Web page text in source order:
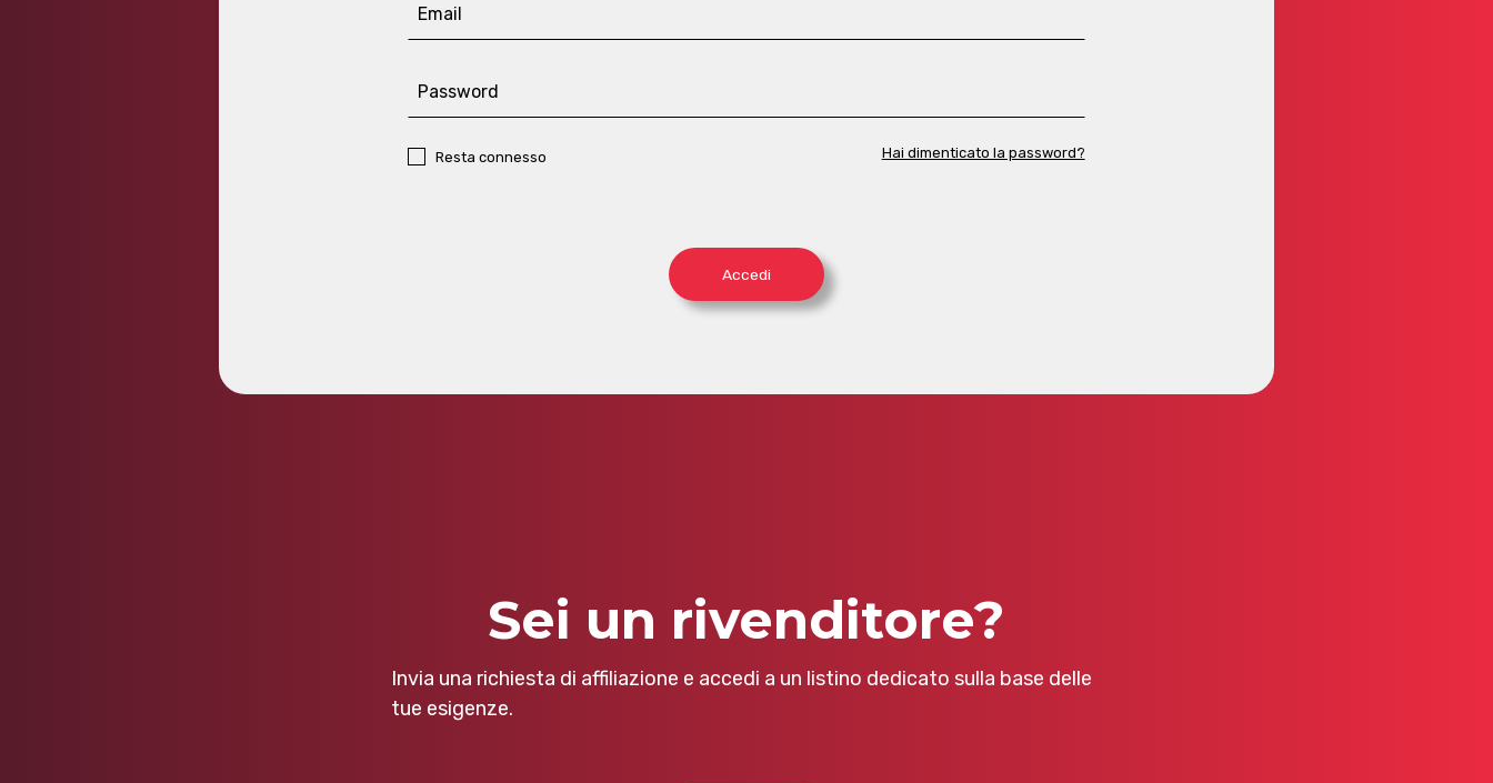
Resta connesso Hai dimenticato la password?
Accedi
Sei un rivenditore?
Invia una richiesta di affiliazione e accedi a un listino dedicato sulla base delle
tue esigenze.